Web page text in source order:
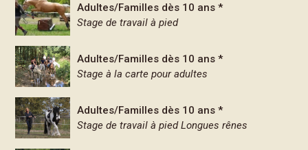
Adultes/Familles dès 10 ans *
Stage de travail à pied
Adultes/Familles dès 10 ans *
Stage à la carte pour adultes
Adultes/Familles dès 10 ans *
Stage de travail à pied Longues rênes